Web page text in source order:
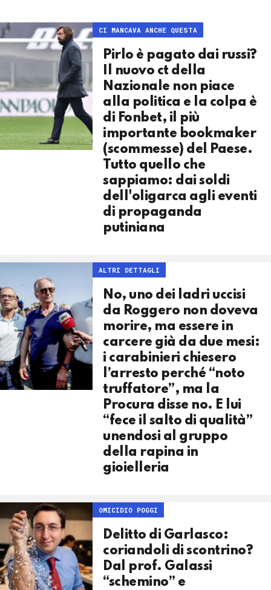
CI MANCAVA ANCHE QUESTA
Pirlo è pagato dai russi?
Il nuovo ct della
Nazionale non piace
alla politica e la colpa è
di Fonbet, il più
importante bookmaker
(scommesse) del Paese.
Tutto quello che
sappiamo: dai soldi
dell'oligarca agli eventi
di propaganda
putiniana
ALTRI DETTAGLI
No, uno dei ladri uccisi
da Roggero non doveva
morire, ma essere in
carcere già da due mesi:
i carabinieri chiesero
l’arresto perché “noto
truffatore”, ma la
Procura disse no. E lui
“fece il salto di qualità”
unendosi al gruppo
della rapina in
gioielleria
OMICIDIO POGGI
Delitto di Garlasco:
coriandoli di scontrino?
Dal prof. Galassi
“schemino” e